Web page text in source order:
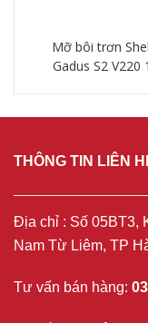
Mỡ bôi trơn
Gadus S2 V220 1
THÔNG TIN LIÊN
Địa chỉ : Số 05BT3,
Nam Từ Liêm, TP
Tư vấn bán hàng: